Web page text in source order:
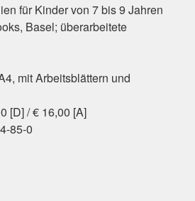
für Kinder von 7 bis 9 Jahren
Basel; überarbeitete
mit Arbeitsblättern und
[D] / € 16,00 [A]
85-0